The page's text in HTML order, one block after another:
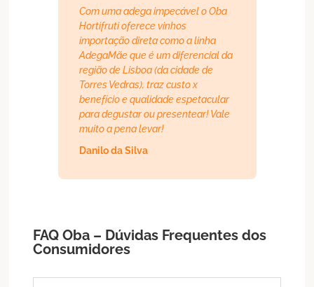
Com uma adega impecável o Oba
Hortifruti oferece vinhos
importação direta como a linha
AdegaMãe que é um diferencial da
região de Lisboa (da cidade de
Torres Vedras), traz custo x
benefício e qualidade espetacular
para degustar ou presentear! Vale
muito a pena levar!
Danilo da Silva
FAQ Oba – Dúvidas Frequentes dos
Consumidores